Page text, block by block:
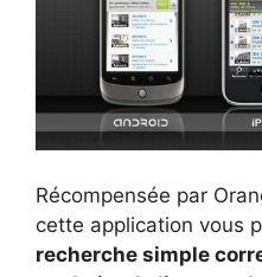
Récompensée par
cette application vous
recherche simple